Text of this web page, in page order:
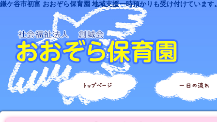
鎌ケ谷市初富 おおぞら保育園 地域支援一時預かりも受け付けています
トップページ 一日の流れ